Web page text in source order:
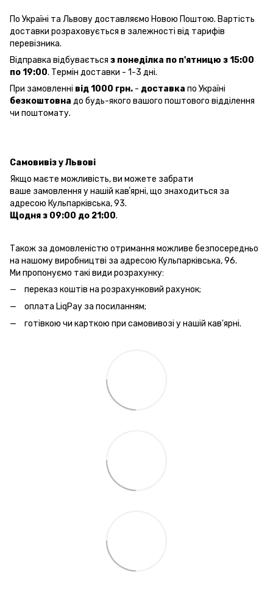
По Україні та Львову доставляємо Новою Поштою. Вартість
доставки розраховується в залежності від тарифів
перевізника.
Відправка відбувається з понеділка по п'ятницю з 15:00
по 19:00. Термін доставки - 1-3 дні.
При замовленні від 1000 грн. - доставка по Україні
безкоштовна до будь-якого вашого поштового відділення
чи поштомату.
Самовивіз у Львові
Якщо маєте можливість, ви можете забрати
ваше замовлення у нашій кавʼярні, що знаходиться за
адресою Кульпарківська, 93.
Щодня з 09:00 до 21:00.
Також за домовленістю отримання можливе безпосередньо
на нашому виробництві за адресою Кульпарківська, 96.
Ми пропонуємо такі види розрахунку:
переказ коштів на розрахунковий рахунок;
оплата LiqPay за посиланням;
готівкою чи карткою при самовивозі у нашій кав'ярні.